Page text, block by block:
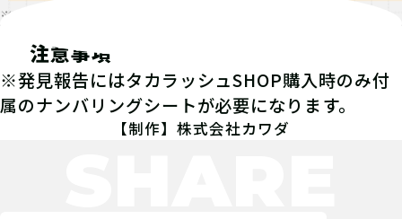
※発見報告にGPSを使用するクエストが一部存在します。
注意事項
※発見報告にはタカラッシュSHOP購入時のみ付
属のナンバリングシートが必要になります。
【制作】株式会社カワダ